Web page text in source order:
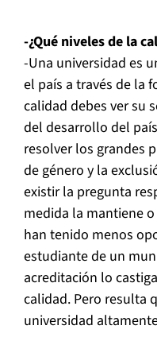
-¿Qué niveles de la
-Una universidad es
el país a través de la
calidad debes ver su
del desarrollo del
resolver los grandes
de género y la
existir la pregunta
medida la mantiene
han tenido menos
estudiante de un
acreditación lo
calidad. Pero resulta
universidad